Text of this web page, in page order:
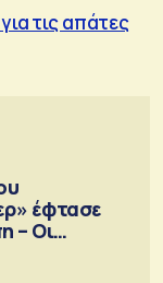
τις απάτες
έφτασε
– Οι